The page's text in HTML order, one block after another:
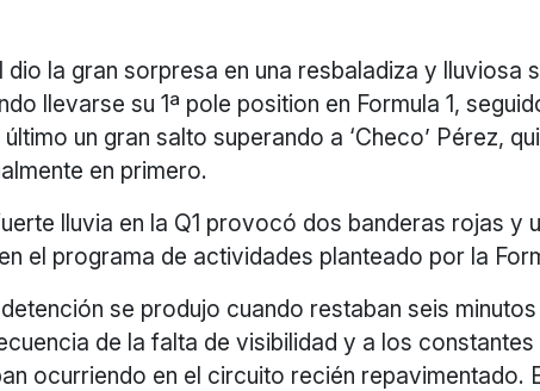
dio la gran sorpresa en una resbaladiza y lluviosa
llevarse su 1ª pole position en Formula 1,
un gran salto superando a ‘Checo’ Pérez,
en primero.
lluvia en la Q1 provocó dos banderas rojas y
el programa de actividades planteado por la
detención se produjo cuando restaban seis
de la falta de visibilidad y a los constantes
ocurriendo en el circuito recién repavimentado.